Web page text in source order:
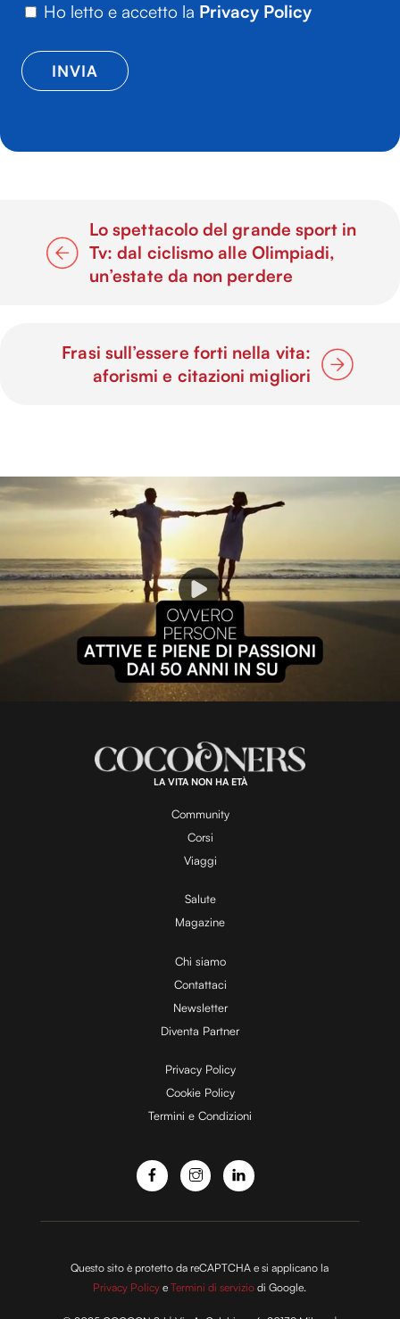
Ho letto e accetto la Privacy Policy
Lo spettacolo del grande sport in
Tv: dal ciclismo alle Olimpiadi,
un’estate da non perdere
Frasi sull’essere forti nella vita:
aforismi e citazioni migliori
P
l
a
y
V
i
d
e
o
L
:
1
0
0
.
0
LA VITA NON HA ETÀ
Community
Corsi
Viaggi
Salute
Magazine
Chi siamo
Contattaci
Newsletter
Diventa Partner
Privacy Policy
Cookie Policy
Termini e Condizioni
Questo sito è protetto da reCAPTCHA e si applicano la
Privacy Policy eTermini di servizio di Google.